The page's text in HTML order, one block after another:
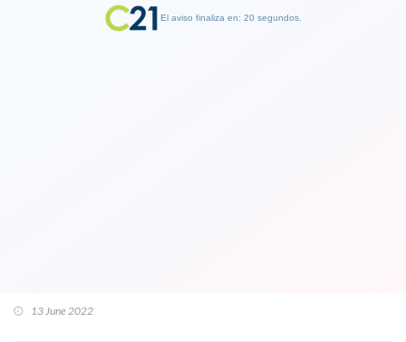
13 June 2022
El aviso finaliza en: 19 segundos.